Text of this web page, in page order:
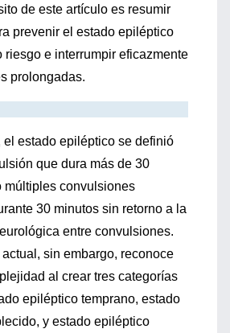
de este artículo es resumir
prevenir el estado epiléptico
riesgo e interrumpir eficazmente
prolongadas.
el estado epiléptico se definió
que dura más de 30
múltiples convulsiones
30 minutos sin retorno a la
entre convulsiones.
sin embargo, reconoce
al crear tres categorías
epiléptico temprano, estado
y estado epiléptico